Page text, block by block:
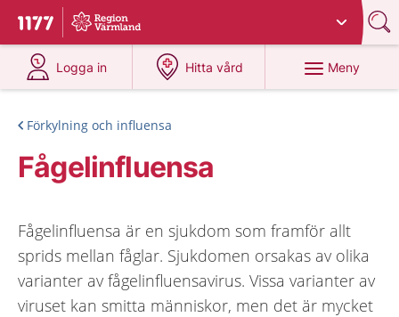
Till startsidan för 1177
Du har valt region
Logga in
på 1177.se
Hitta vård
på 1177.se
Meny
Förkylning och influensa
Fågelinfluensa
Fågelinfluensa är en sjukdom som framför allt
sprids mellan fåglar. Sjukdomen orsakas av olika
varianter av fågelinfluensavirus. Vissa varianter av
viruset kan smitta människor, men det är mycket